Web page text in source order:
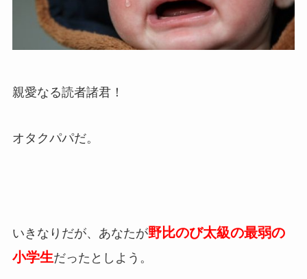
親愛なる読者諸君！
オタクパパだ。
いきなりだが、あなたが野比のび太級の最弱の
小学生だったとしよう。